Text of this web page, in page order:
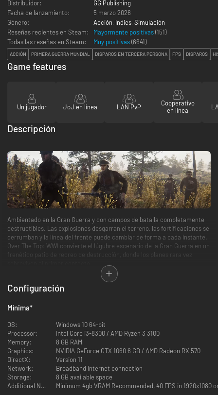
Distribuidor:
GG Publishing
Fecha de lanzamiento:
5 marzo 2026
Género:
Acción, Indies, Simulación
Reseñas recientes en Steam:
Mayormente positivas(151)
Todas las reseñas en Steam:
Muy positivas(6641)
ACCIÓN PRIMERA GUERRA MUNDIAL DISPAROS EN TERCERA PERSONA FPS DISPAROS
Game features
Un jugador JcJ en línea LAN PvP
Cooperativo
en línea
Descripción
Ambientado en la Gran Guerra y con campos de batalla completamente
destructibles. Las explosiones desgarran el terreno, las fortificaciones se
derrumban y la línea del frente puede cambiar de forma a cada instante.
Over The Top: WWI convierte el lúgubre escenario de la Gran Guerra en un
frenético patio de recreo de destrucción, donde los planes rara vez
Elige tu rol
Carga como fusilero, construye como ingeniero, despeja trincheras como
un pirómano especialista en lanzallamas o solicita ataques aéreos como
oficial. Cada clase tiene una función clara en el campo de batalla, con
amplio margen para la improvisación. Hay tres facciones: Francia, Gran
Configuración
Mínima*
OS:
Windows 10 64-bit
Processor:
Intel Core i3-8300 / AMD Ryzen 3 3100
Memory:
8 GB RAM
Graphics:
NVIDIA GeForce GTX 1060 6 GB / AMD Radeon RX 570
DirectX:
Version 11
Network:
Broadband Internet connection
Storage:
8 GB available space
Additional Notes:
Minimum 4gb VRAM Recommended, 40 FPS in 1920x1080